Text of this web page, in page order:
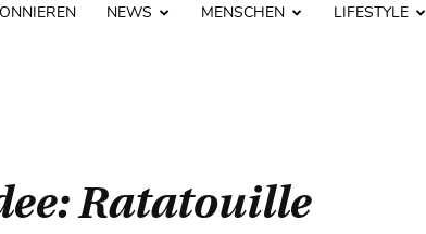
NEWS MENSCHEN LIFESTYLE
Ratatouille